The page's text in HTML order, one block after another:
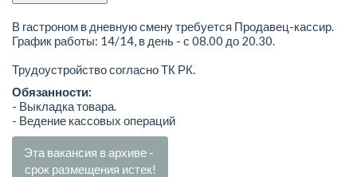
В гастроном в дневную смену требуется Продавец-кассир.
График работы: 14/14, в день - с 08.00 до 20.30.
Трудоустройство согласно ТК РК.
Обязанности:
- Выкладка товара.
- Ведение кассовых операций
Эта вакансия в архиве -
срок размещения истек!